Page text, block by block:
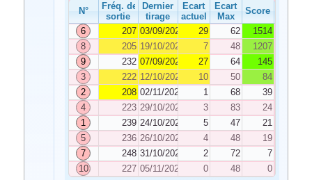
N°
Fréq. de
sortie
Dernier
tirage
Ecart
actuel
Ecart
Max
Score
6
207 03/09/2022 29 62
1514
8
205 19/10/2022 7 48
1207
9
232 07/09/2022 27 64
145
3
222 12/10/2022 10 50
84
2
208 02/11/2022 1 68
39
4
223 29/10/2022 3 83
24
1
239 24/10/2022 5 47
21
5
236 26/10/2022 4 48
19
7
248 31/10/2022 2 72
7
10
227 05/11/2022 0 48 0